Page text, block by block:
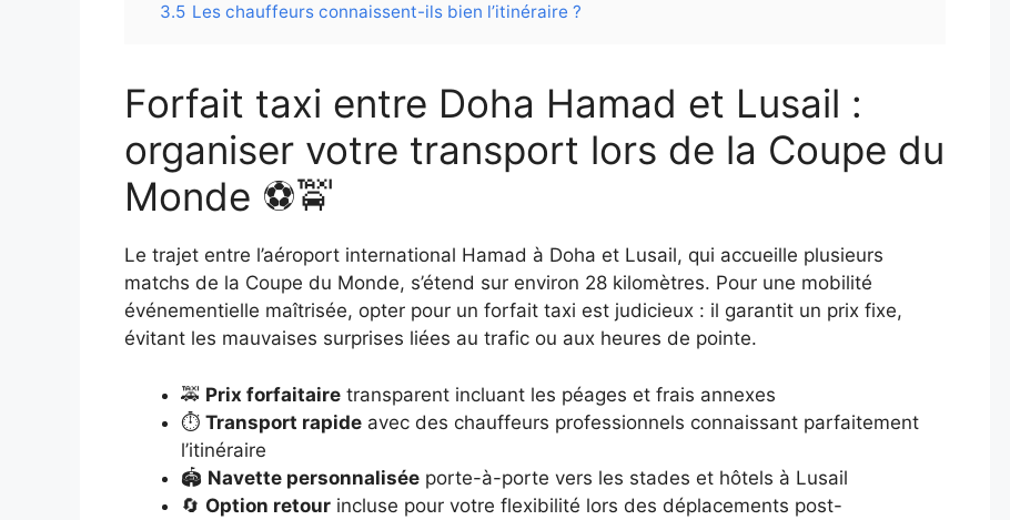
3.5 Les chauffeurs connaissent-ils bien l’itinéraire ?
Forfait taxi entre Doha Hamad et Lusail :
organiser votre transport lors de la Coupe du
Monde ⚽🚖
Le trajet entre l’aéroport international Hamad à Doha et Lusail, qui accueille plusieurs
matchs de la Coupe du Monde, s’étend sur environ 28 kilomètres. Pour une mobilité
événementielle maîtrisée, opter pour un forfait taxi est judicieux : il garantit un prix fixe,
évitant les mauvaises surprises liées au trafic ou aux heures de pointe.
🚕 Prix forfaitaire transparent incluant les péages et frais annexes
⏱️ Transport rapide avec des chauffeurs professionnels connaissant parfaitement
l’itinéraire
🏟️ Navette personnalisée porte-à-porte vers les stades et hôtels à Lusail
🔄 Option retour incluse pour votre flexibilité lors des déplacements post-